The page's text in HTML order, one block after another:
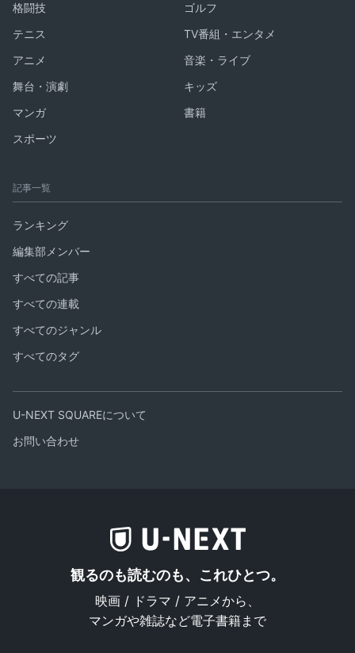
格闘技
ゴルフ
テニス
TV番組・エンタメ
アニメ
音楽・ライブ
舞台・演劇
キッズ
マンガ
書籍
スポーツ
記事一覧
ランキング
編集部メンバー
すべての記事
すべての連載
すべてのジャンル
すべてのタグ
U-NEXT SQUAREについて
お問い合わせ
観るのも読むのも、これひとつ。
映画 / ドラマ / アニメから、
マンガや雑誌など電子書籍まで